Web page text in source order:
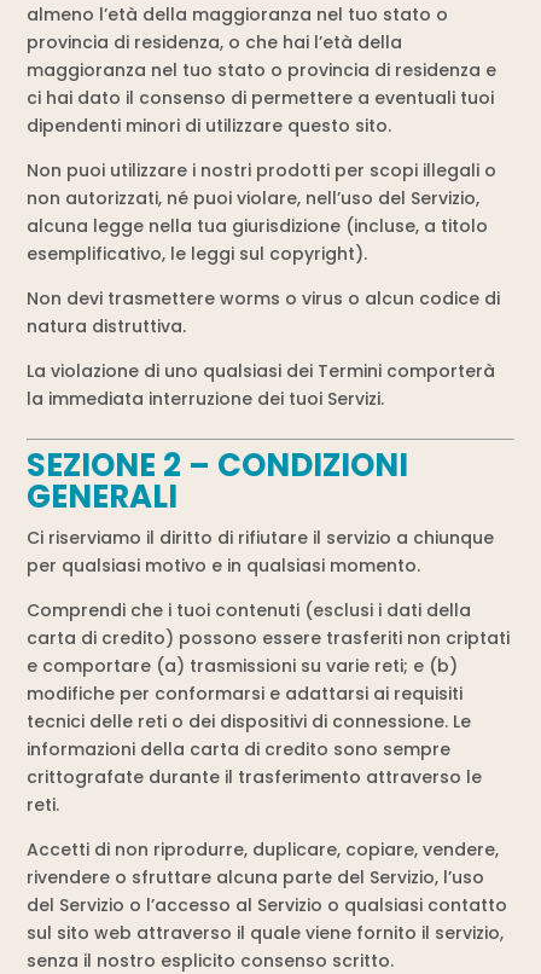
almeno l’età della maggioranza nel tuo stato o
provincia di residenza, o che hai l’età della
maggioranza nel tuo stato o provincia di residenza e
ci hai dato il consenso di permettere a eventuali tuoi
dipendenti minori di utilizzare questo sito.
Non puoi utilizzare i nostri prodotti per scopi illegali o
non autorizzati, né puoi violare, nell’uso del Servizio,
alcuna legge nella tua giurisdizione (incluse, a titolo
esemplificativo, le leggi sul copyright).
Non devi trasmettere worms o virus o alcun codice di
natura distruttiva.
La violazione di uno qualsiasi dei Termini comporterà
la immediata interruzione dei tuoi Servizi.
SEZIONE 2 – CONDIZIONI
GENERALI
Ci riserviamo il diritto di rifiutare il servizio a chiunque
per qualsiasi motivo e in qualsiasi momento.
Comprendi che i tuoi contenuti (esclusi i dati della
carta di credito) possono essere trasferiti non criptati
e comportare (a) trasmissioni su varie reti; e (b)
modifiche per conformarsi e adattarsi ai requisiti
tecnici delle reti o dei dispositivi di connessione. Le
informazioni della carta di credito sono sempre
crittografate durante il trasferimento attraverso le
reti.
Accetti di non riprodurre, duplicare, copiare, vendere,
rivendere o sfruttare alcuna parte del Servizio, l’uso
del Servizio o l’accesso al Servizio o qualsiasi contatto
sul sito web attraverso il quale viene fornito il servizio,
senza il nostro esplicito consenso scritto.